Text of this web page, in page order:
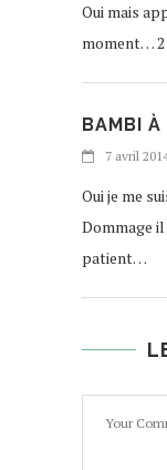
Oui mais
moment…
BAMBI À
7 avril
Oui je me
Dommage
patient…